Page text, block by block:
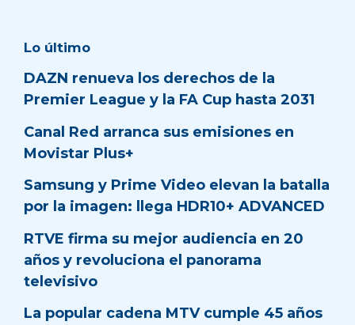
Lo último
DAZN renueva los derechos de la
Premier League y la FA Cup hasta 2031
Canal Red arranca sus emisiones en
Movistar Plus+
Samsung y Prime Video elevan la batalla
por la imagen: llega HDR10+ ADVANCED
RTVE firma su mejor audiencia en 20
años y revoluciona el panorama
televisivo
La popular cadena MTV cumple 45 años